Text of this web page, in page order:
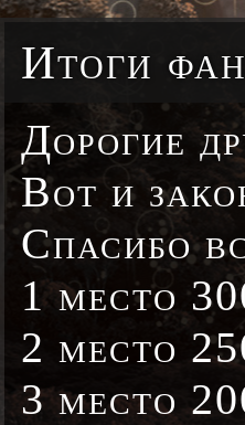
Итоги
Дорогие
Вот и
Спасибо
1 место
2 место
3 место